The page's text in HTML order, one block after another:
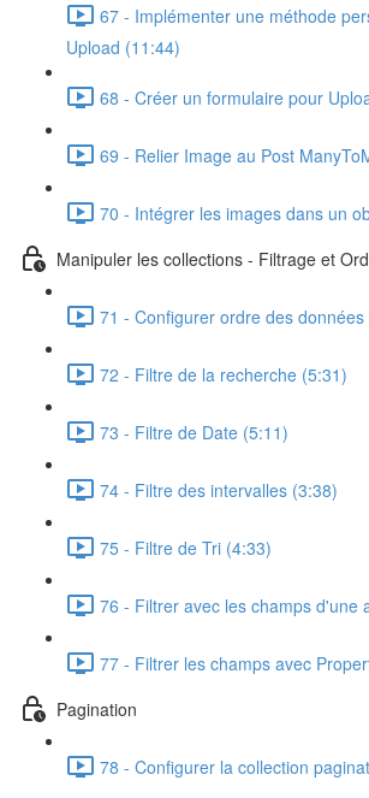
67 - Implémenter une méthode
Upload (11:44)
68 - Créer un formulaire pour
69 - Relier Image au Post
70 - Intégrer les images dans un
Manipuler les collections - Filtrage et
71 - Configurer ordre des
72 - Filtre de la recherche (5:31)
73 - Filtre de Date (5:11)
74 - Filtre des intervalles (3:38)
75 - Filtre de Tri (4:33)
76 - Filtrer avec les champs d'une
77 - Filtrer les champs avec
Pagination
78 - Configurer la collection